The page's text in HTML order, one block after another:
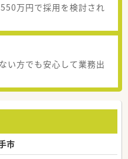
万円で採用を検討され
い方でも安心して業務出
市